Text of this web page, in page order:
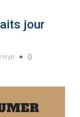
jour
min
0